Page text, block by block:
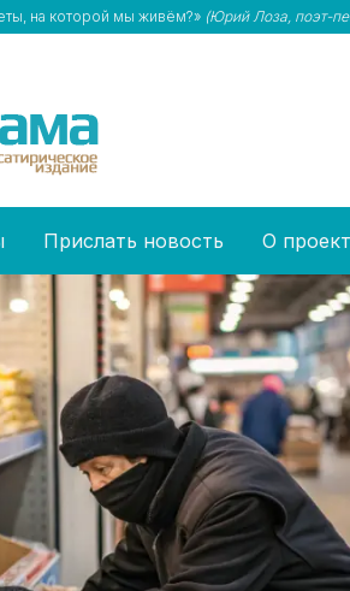
на которой мы живём?» (Юрий Лоза, поэт-
Прислать новость О